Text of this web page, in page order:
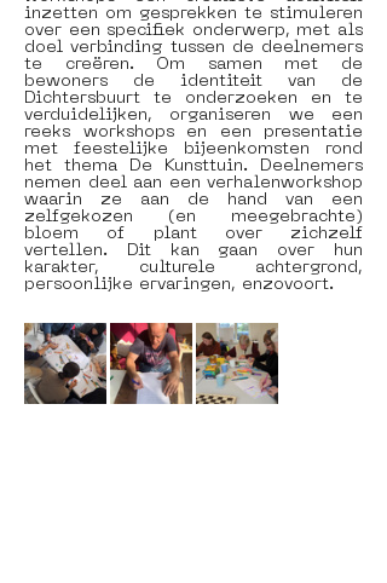
inzetten om gesprekken te stimuleren
over een specifiek onderwerp, met als
doel verbinding tussen de deelnemers
te creëren. Om samen met de
bewoners de identiteit van de
Dichtersbuurt te onderzoeken en te
verduidelijken, organiseren we een
reeks workshops en een presentatie
met feestelijke bijeenkomsten rond
het thema De Kunsttuin. Deelnemers
nemen deel aan een verhalenworkshop
waarin ze aan de hand van een
zelfgekozen (en meegebrachte)
bloem of plant over zichzelf
vertellen. Dit kan gaan over hun
karakter, culturele achtergrond,
persoonlijke ervaringen, enzovoort.